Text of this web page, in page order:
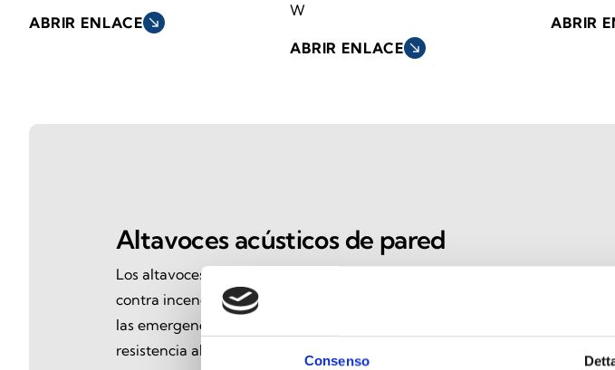
Consenso
ABRIR ENLACE south_east
W
ABRIR ENLACE south_east
ABRIR
Altavoces acústicos de pared
Los altavoces de pared Inim, diseñados para entornos de protección
contra incendios, garantizan comunicaciones claras y fiables durante
las emergencias. Cumplen la normativa (EN 54‑24), ofrecen
resistencia al calor y un rendimiento acústico impecable.